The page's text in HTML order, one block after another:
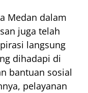
Medan dalam
juga telah
langsung
dihadapi di
bantuan sosial
pelayanan